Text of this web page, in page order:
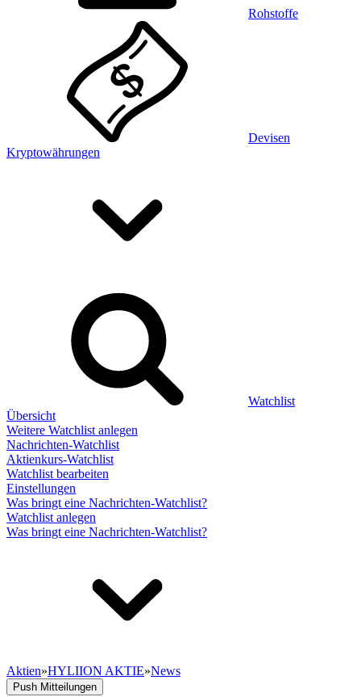
Rohstoffe
Devisen
Kryptowährungen
Watchlist
Übersicht
Weitere Watchlist anlegen
Nachrichten-Watchlist
Aktienkurs-Watchlist
Watchlist bearbeiten
Einstellungen
Was bringt eine Nachrichten-Watchlist?
Watchlist anlegen
Was bringt eine Nachrichten-Watchlist?
Aktien»HYLIION AKTIE»News
Push Mitteilungen